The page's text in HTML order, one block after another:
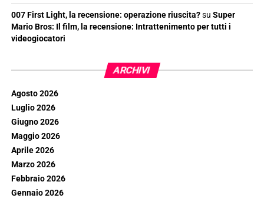
007 First Light, la recensione: operazione riuscita?su Super
Mario Bros: Il film, la recensione: Intrattenimento per tutti i
videogiocatori
ARCHIVI
Agosto 2026
Luglio 2026
Giugno 2026
Maggio 2026
Aprile 2026
Marzo 2026
Febbraio 2026
Gennaio 2026